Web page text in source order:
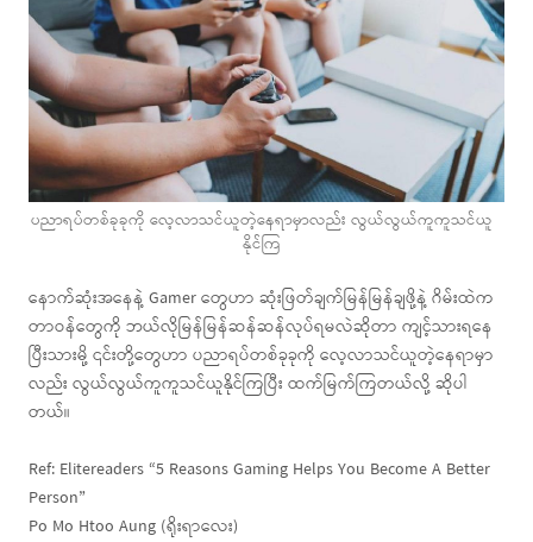
ပညာရပ်တစ်ခုခုကို လေ့လာသင်ယူတဲ့နေရာမှာလည်း လွယ်လွယ်ကူကူသင်ယူ
နိုင်ကြ
နောက်ဆုံးအနေနဲ့ Gamer တွေဟာ ဆုံးဖြတ်ချက်မြန်မြန်ချဖို့နဲ့ ဂိမ်းထဲက
တာဝန်တွေကို ဘယ်လိုမြန်မြန်ဆန်ဆန်လုပ်ရမလဲဆိုတာ ကျင့်သားရနေ
ပြီးသားမို့ ၎င်းတို့တွေဟာ ပညာရပ်တစ်ခုခုကို လေ့လာသင်ယူတဲ့နေရာမှာ
လည်း လွယ်လွယ်ကူကူသင်ယူနိုင်ကြပြီး ထက်မြက်ကြတယ်လို့ ဆိုပါ
တယ်။
Ref: Elitereaders “5 Reasons Gaming Helps You Become A Better
Person”
Po Mo Htoo Aung (ရိုးရာလေး)